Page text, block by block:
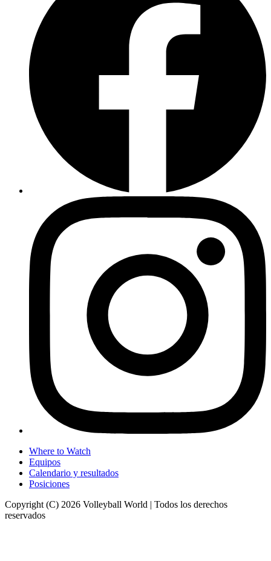
Where to Watch
Equipos
Calendario y resultados
Posiciones
Copyright (C) 2026 Volleyball World | Todos los derechos
reservados